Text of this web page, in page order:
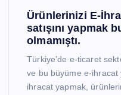
Ürünlerinizi E-
satışını yapmak
olmamıştı.
Türkiye’de e-ticaret
ve bu büyüme e-ihracat
ihracat yapmak,